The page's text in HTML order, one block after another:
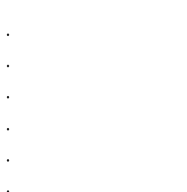
.
.
.
.
.
.